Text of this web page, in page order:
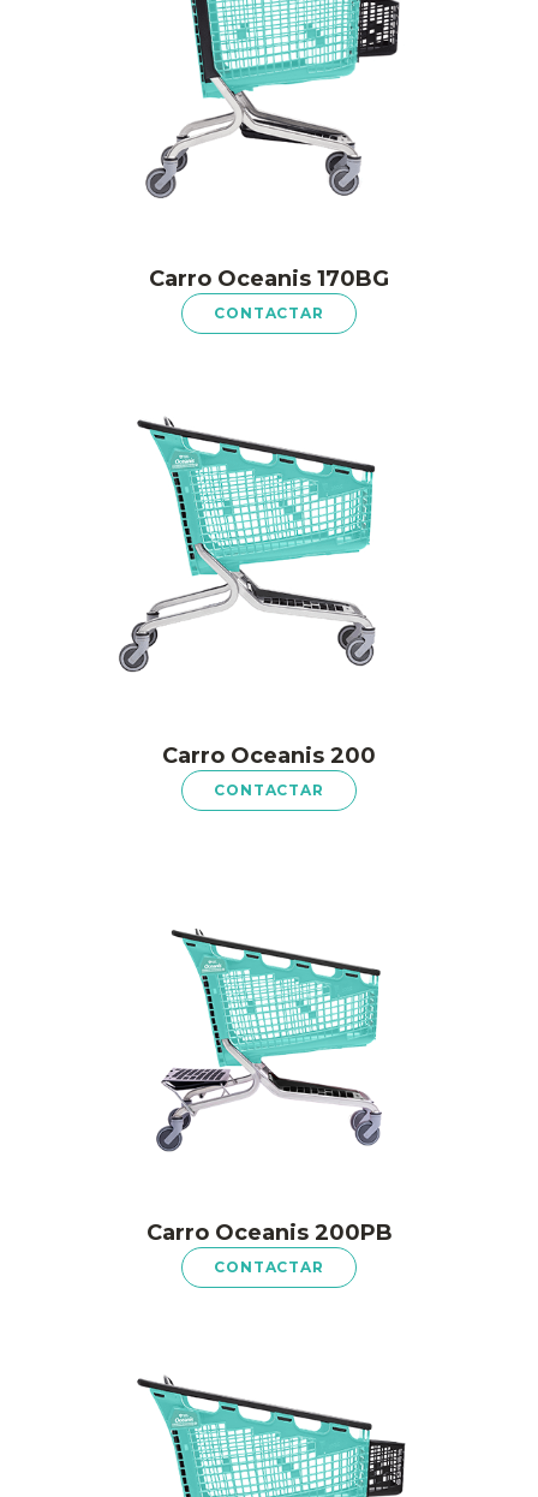
Carro Oceanis 170BG
CONTACTAR
Carro Oceanis 200
CONTACTAR
Carro Oceanis 200PB
CONTACTAR